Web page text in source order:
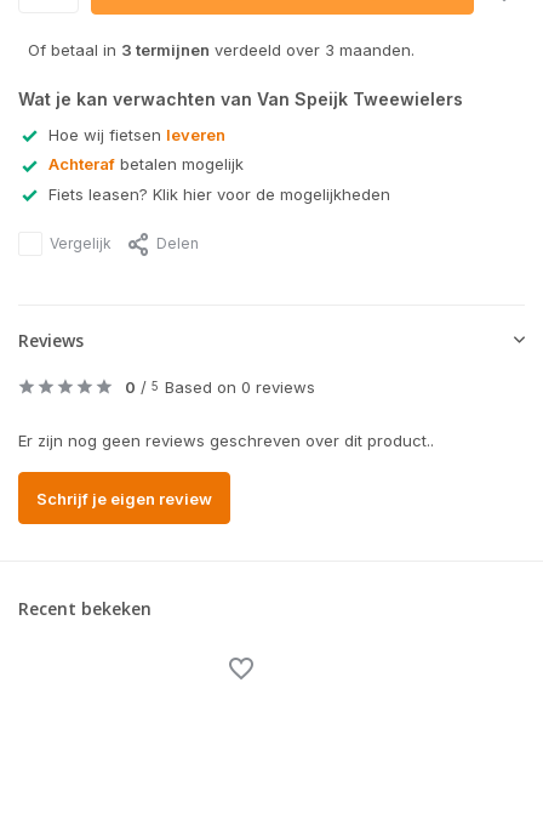
Of betaal in 3 termijnen verdeeld over 3 maanden.
Wat je kan verwachten van Van Speijk Tweewielers
Hoe wij fietsen leveren
Achteraf betalen mogelijk
Fiets leasen? Klik hier voor de mogelijkheden
Vergelijk Delen
Reviews
0 / 5 Based on 0 reviews
Er zijn nog geen reviews geschreven over dit product..
Schrijf je eigen review
Recent bekeken